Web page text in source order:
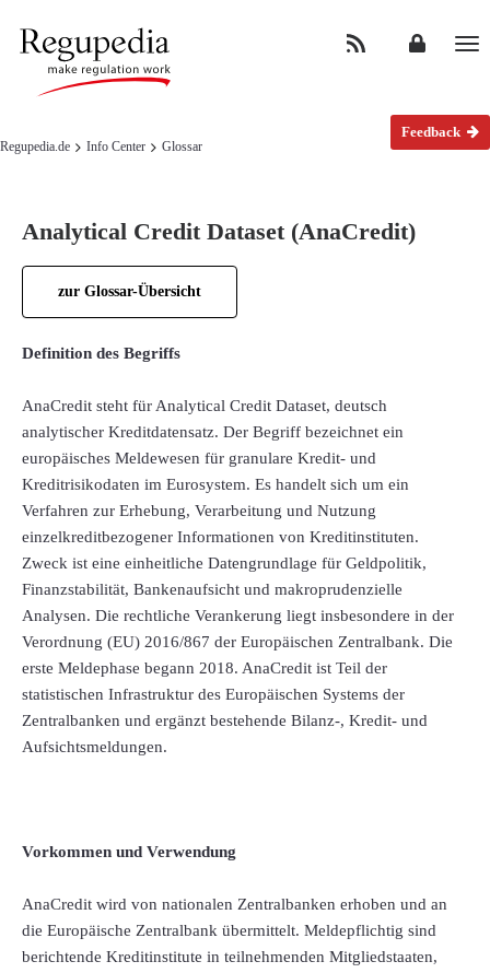
Regupedia.de Info Center Glossar
Feedback
Analytical Credit Dataset (AnaCredit)
zur Glossar-Übersicht
Definition des Begriffs
AnaCredit steht für Analytical Credit Dataset, deutsch
analytischer Kreditdatensatz. Der Begriff bezeichnet ein
europäisches Meldewesen für granulare Kredit- und
Kreditrisikodaten im Eurosystem. Es handelt sich um ein
Verfahren zur Erhebung, Verarbeitung und Nutzung
einzelkreditbezogener Informationen von Kreditinstituten.
Zweck ist eine einheitliche Datengrundlage für Geldpolitik,
Finanzstabilität, Bankenaufsicht und makroprudenzielle
Analysen. Die rechtliche Verankerung liegt insbesondere in der
Verordnung (EU) 2016/867 der Europäischen Zentralbank. Die
erste Meldephase begann 2018. AnaCredit ist Teil der
statistischen Infrastruktur des Europäischen Systems der
Zentralbanken und ergänzt bestehende Bilanz-, Kredit- und
Aufsichtsmeldungen.
Vorkommen und Verwendung
AnaCredit wird von nationalen Zentralbanken erhoben und an
die Europäische Zentralbank übermittelt. Meldepflichtig sind
berichtende Kreditinstitute in teilnehmenden Mitgliedstaaten,